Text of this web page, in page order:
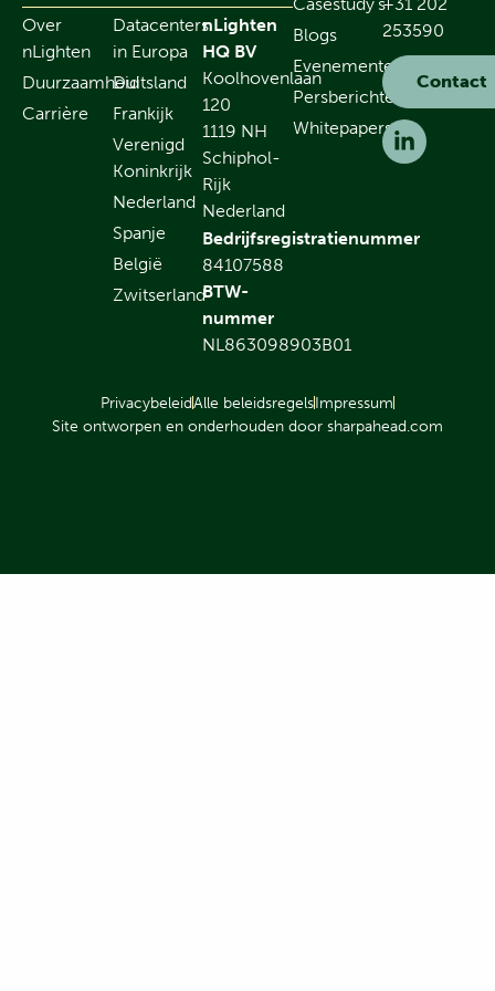
Over
nLighten
Duurzaamheid
Carrière
Datacenters
in Europa
Duitsland
Frankijk
Verenigd
Koninkrijk
Nederland
Spanje
België
Zwitserland
nLighten
HQ BV
Koolhovenlaan
120
1119 NH
Schiphol-
Rijk
Nederland
Bedrijfsregistratienummer
84107588
BTW-
nummer
NL863098903B01
Blogs
Evenementen
Persberichten
Whitepapers
253590
Contact
PrivacybeleidAlle beleidsregelsImpressum
Site ontworpen en onderhouden door sharpahead.com